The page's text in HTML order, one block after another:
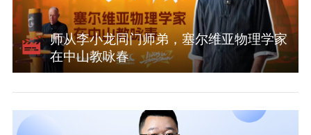
师从李小龙同门师弟，塞尔维亚物理学家
在中山教咏春